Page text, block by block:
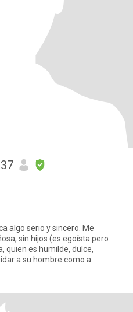
sin hijos (es egoísta pero
quien es humilde, dulce,
a su hombre como a